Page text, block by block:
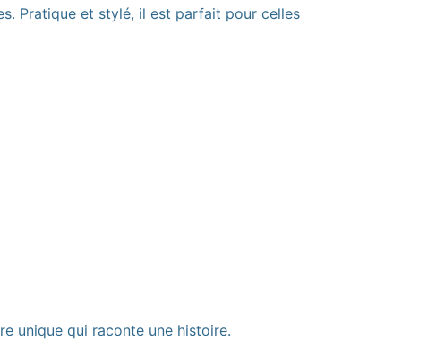
Pratique et stylé, il est parfait pour celles
unique qui raconte une histoire.